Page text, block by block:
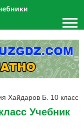
Хайдаров Б. 10 класс
Учебник